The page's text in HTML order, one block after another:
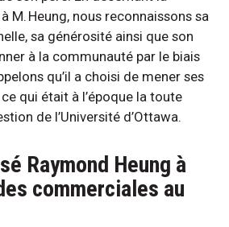
M. Heung, nous reconnaissons sa
sa générosité ainsi que son
à la communauté par le biais
qu’il a choisi de mener ses
qui était à l’époque la toute
de l’Université d’Ottawa.
Raymond Heung à
commerciales au